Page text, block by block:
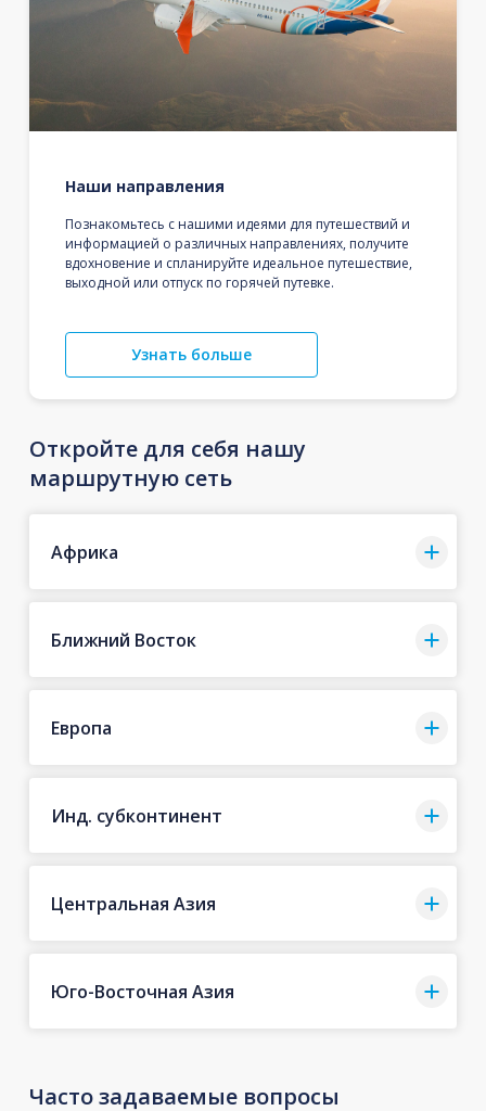
Наши направления
Познакомьтесь с нашими идеями для путешествий и
информацией о различных направлениях, получите
вдохновение и спланируйте идеальное путешествие,
выходной или отпуск по горячей путевке.
Узнать больше
Откройте для себя нашу
маршрутную сеть
Африка
Ближний Восток
Европа
Инд. субконтинент
Центральная Азия
Юго-Восточная Азия
Часто задаваемые вопросы